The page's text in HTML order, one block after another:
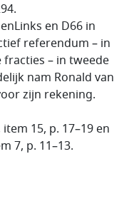
en D66 in
referendum – in
– in tweede
nam Ronald van
zijn rekening.
15, p. 17–19 en
7, p. 11–13.